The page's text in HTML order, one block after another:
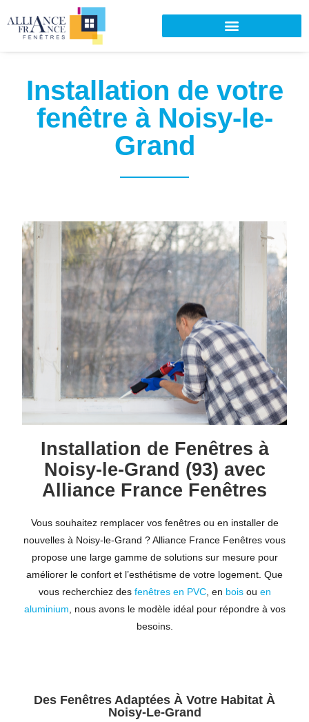
Installation de votre
fenêtre à Noisy-le-
Grand
Installation de Fenêtres à
Noisy-le-Grand (93) avec
Alliance France Fenêtres
Vous souhaitez remplacer vos fenêtres ou en installer de
nouvelles à Noisy-le-Grand ? Alliance France Fenêtres vous
propose une large gamme de solutions sur mesure pour
améliorer le confort et l’esthétisme de votre logement. Que
vous recherchiez des fenêtres en PVC, en boisou en
aluminium, nous avons le modèle idéal pour répondre à vos
besoins.
Des Fenêtres Adaptées À Votre Habitat À
Noisy-Le-Grand